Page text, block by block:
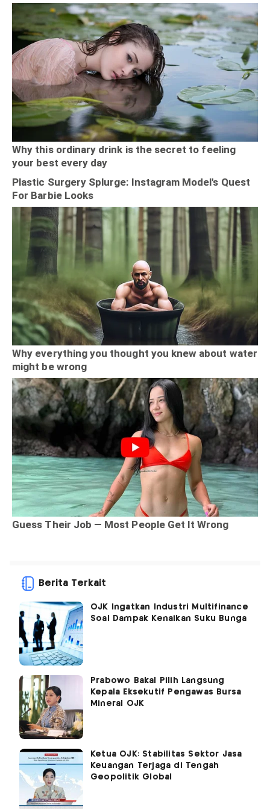
Berita Terkait
OJK Ingatkan Industri Multifinance
Soal Dampak Kenaikan Suku Bunga
Prabowo Bakal Pilih Langsung
Kepala Eksekutif Pengawas Bursa
Mineral OJK
Ketua OJK: Stabilitas Sektor Jasa
Keuangan Terjaga di Tengah
Geopolitik Global